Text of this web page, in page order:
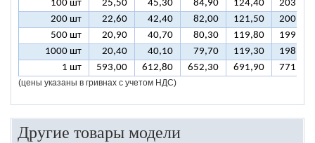
100 шт
25,50 45,30 84,90 124,40
203,50
200 шт
22,60 42,40 82,00 121,50
200,70
500 шт
20,90 40,70 80,30 119,80
199,00
1000 шт
20,40 40,10 79,70 119,30
198,40
1 шт
593,00 612,80 652,30 691,90 771,00
(цены указаны в гривнах с учетом НДС)
Другие товары модели